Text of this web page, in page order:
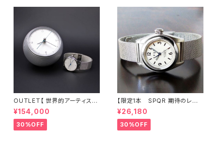
OUTLET【 世界的アーティスト
五十嵐威暢デザイン 手巻付自
動巻 earth watch 】 ブルー
天秤秒針が象徴的な機械式×ス
テンレスメッシュ 白
¥154,000
30%OFF
【限定1本 SPQR 期待のレディ
ス 小型サイズのシンプルデザイ
ンで使い易さに徹した手巻付自
動巻機械式】 Ventuno fs
ーｘ アイボリー文字盤×ステン
¥26,180
30%OFF